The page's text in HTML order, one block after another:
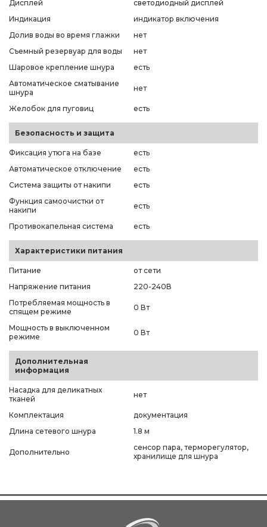
Дисплей
светодиодный дисплей
Индикация
индикатор включения
Долив воды во время глажки
нет
Съемный резервуар для воды
нет
Шаровое крепление шнура
есть
Автоматическое сматывание
шнура
нет
Желобок для пуговиц есть
Безопасность и защита
Фиксация утюга на базе
есть
Автоматическое отключение
есть
Система защиты от накипи
есть
Функция самоочистки от
накипи
есть
Противокапельная система есть
Характеристики питания
Питание
от сети
Напряжение питания
220-240В
Потребляемая мощность в
спящем режиме
0 Вт
Мощность в выключенном
режиме
0 Вт
Дополнительная
информация
Насадка для деликатных
тканей
нет
Комплектация
документация
Длина сетевого шнура
1.8 м
Дополнительно
сенсор пара, терморегулятор,
хранилище для шнура